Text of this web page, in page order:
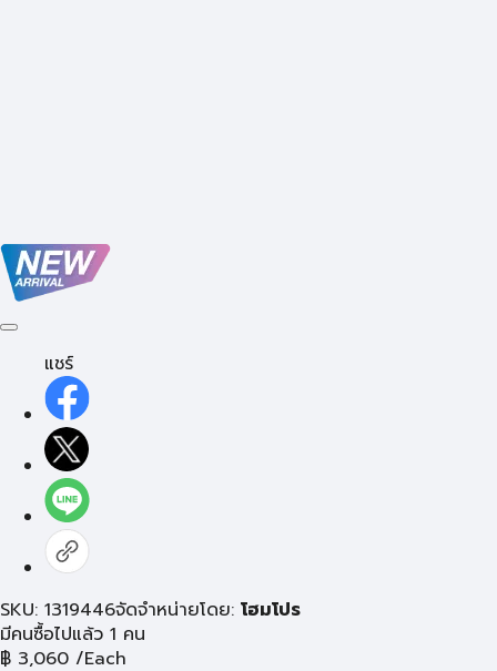
แชร์
SKU: 1319446จัดจำหน่ายโดย: โฮมโปร
มีคนซื้อไปแล้ว 1 คน
฿ 3,060 /Each